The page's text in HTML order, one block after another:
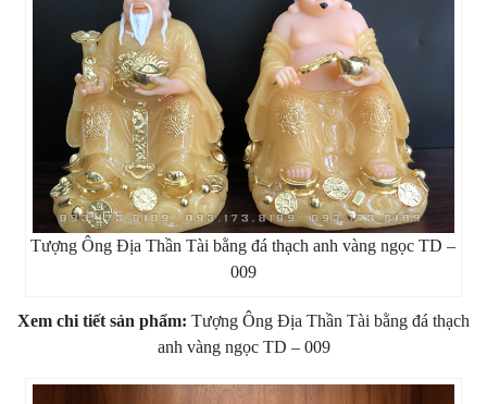
Tượng Ông Địa Thần Tài bằng đá thạch anh vàng ngọc TD –
009
Xem chi tiết sản phẩm: Tượng Ông Địa Thần Tài bằng đá thạch
anh vàng ngọc TD – 009